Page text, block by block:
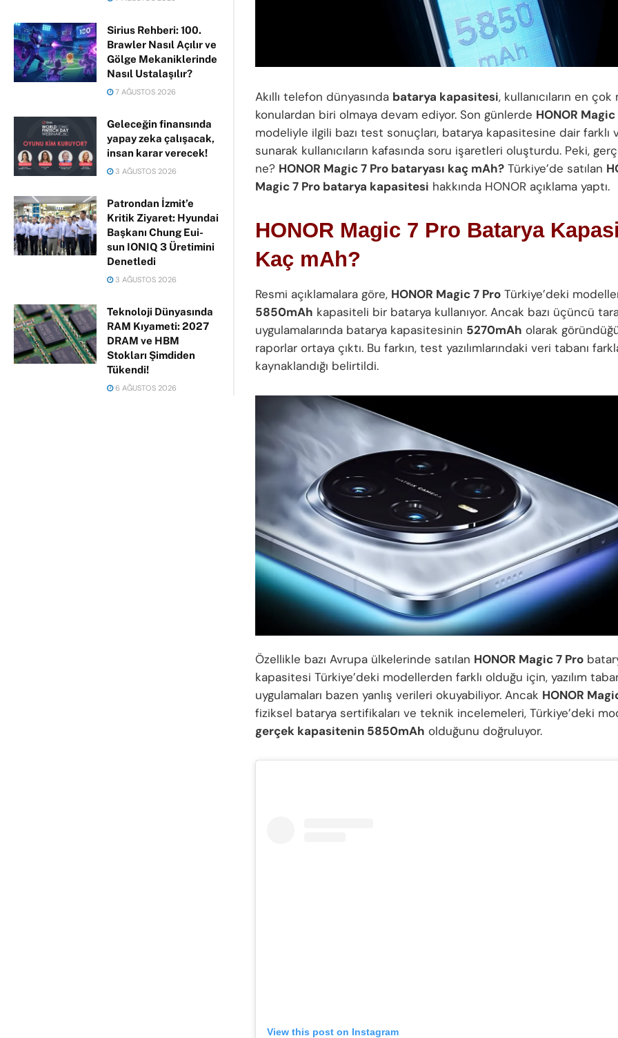
Sirius Rehberi: 100.
Brawler Nasıl Açılır ve
Gölge Mekaniklerinde
Nasıl Ustalaşılır?
7 AĞUSTOS 2026
Geleceğin finansında
yapay zeka çalışacak,
insan karar verecek!
3 AĞUSTOS 2026
Patrondan İzmit’e
Kritik Ziyaret: Hyundai
Başkanı Chung Eui-
sun IONIQ 3 Üretimini
Denetledi
3 AĞUSTOS 2026
Teknoloji Dünyasında
RAM Kıyameti: 2027
DRAM ve HBM
Stokları Şimdiden
Tükendi!
6 AĞUSTOS 2026
Akıllı telefon dünyasında batarya kapasitesi, kullanıcıların en
konulardan biri olmaya devam ediyor. Son günlerde HONOR Magic
modeliyle ilgili bazı test sonuçları, batarya kapasitesine dair farklı
sunarak kullanıcıların kafasında soru işaretleri oluşturdu. Peki,
ne? HONOR Magic 7 Pro bataryası kaç mAh? Türkiye’de satılan
Magic 7 Pro batarya kapasitesi hakkında HONOR açıklama yaptı.
HONOR Magic 7 Pro Batarya
Kaç mAh?
Resmi açıklamalara göre, HONOR Magic 7 Pro Türkiye’deki
5850mAh kapasiteli bir batarya kullanıyor. Ancak bazı üçüncü
uygulamalarında batarya kapasitesinin 5270mAh olarak
raporlar ortaya çıktı. Bu farkın, test yazılımlarındaki veri tabanı
kaynaklandığı belirtildi.
Özellikle bazı Avrupa ülkelerinde satılan HONOR Magic 7 Pro
kapasitesi Türkiye’deki modellerden farklı olduğu için, yazılım
uygulamaları bazen yanlış verileri okuyabiliyor. Ancak HONOR
fiziksel batarya sertifikaları ve teknik incelemeleri, Türkiye’deki
gerçek kapasitenin 5850mAh olduğunu doğruluyor.
View this post on Instagram